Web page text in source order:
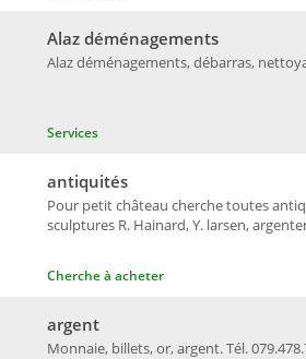
Services
Alaz déménagements, débarras,
Alaz déménagements
Cherche à acheter
Pour petit château cherche toutes
sculptures R. Hainard, Y. larsen,
antiquités
Monnaie, billets, or, argent. Tél.
argent